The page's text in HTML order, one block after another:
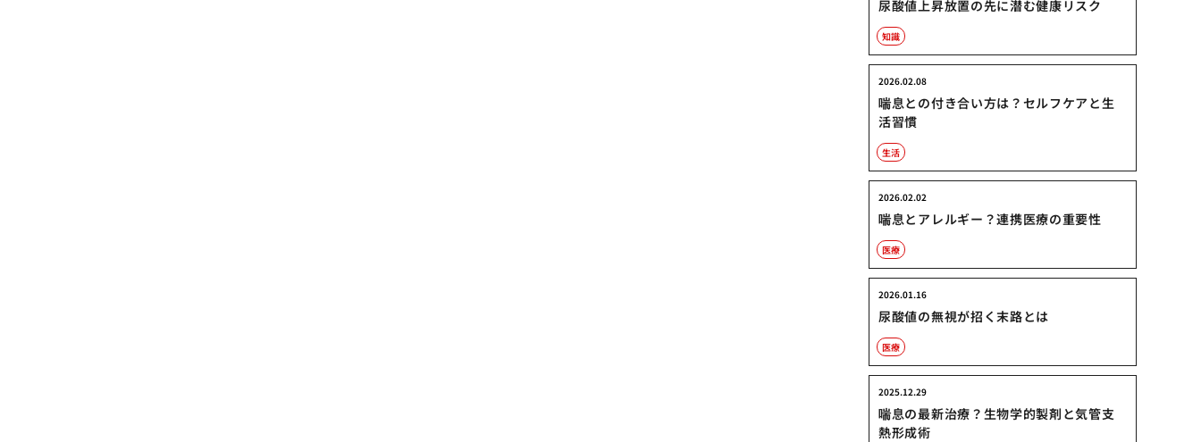
尿酸値上昇放置の先に潜む健康リスク
知識
喘息との付き合い方は？セルフケアと生
活習慣
2026.02.08
生活
喘息とアレルギー？連携医療の重要性
2026.02.02
医療
尿酸値の無視が招く末路とは
2026.01.16
医療
喘息の最新治療？生物学的製剤と気管支
熱形成術
2025.12.29